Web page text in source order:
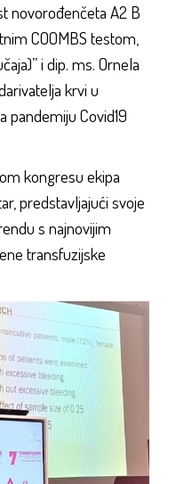
novorođenčeta A2 B
COOMBS testom,
i dip. ms. Ornela
krvi u
pandemiju Covid19
kongresu ekipa
predstavljajući svoje
s najnovijim
transfuzijske